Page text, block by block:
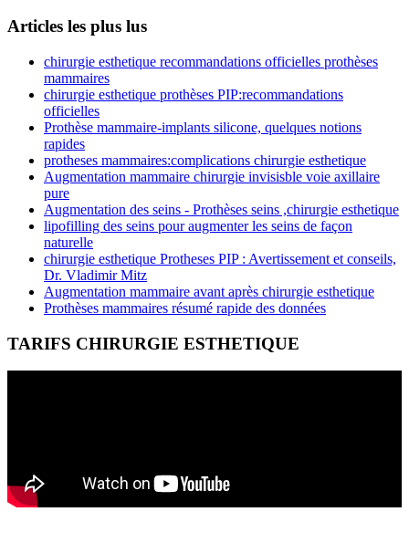
Articles les plus lus
chirurgie esthetique recommandations officielles prothèses
mammaires
chirurgie esthetique prothèses PIP:recommandations
officielles
Prothèse mammaire-implants silicone, quelques notions
rapides
protheses mammaires:complications chirurgie esthetique
Augmentation mammaire chirurgie invisisble voie axillaire
pure
Augmentation des seins - Prothèses seins ,chirurgie esthetique
lipofilling des seins pour augmenter les seins de façon
naturelle
chirurgie esthetique Protheses PIP : Avertissement et conseils,
Dr. Vladimir Mitz
Augmentation mammaire avant après chirurgie esthetique
Prothèses mammaires résumé rapide des données
TARIFS CHIRURGIE ESTHETIQUE